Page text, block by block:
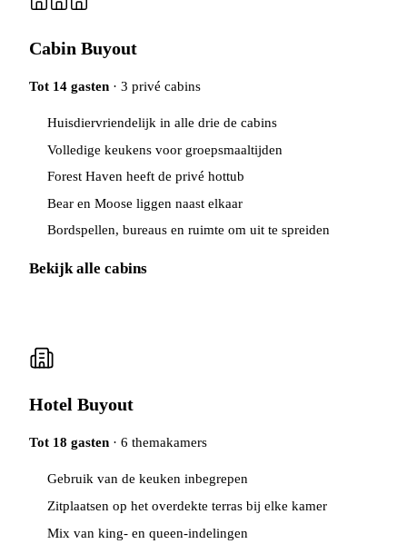
Cabin Buyout
Tot 14 gasten · 3 privé cabins
Huisdiervriendelijk in alle drie de cabins
Volledige keukens voor groepsmaaltijden
Forest Haven heeft de privé hottub
Bear en Moose liggen naast elkaar
Bordspellen, bureaus en ruimte om uit te spreiden
Bekijk alle cabins
Hotel Buyout
Tot 18 gasten · 6 themakamers
Gebruik van de keuken inbegrepen
Zitplaatsen op het overdekte terras bij elke kamer
Mix van king- en queen-indelingen